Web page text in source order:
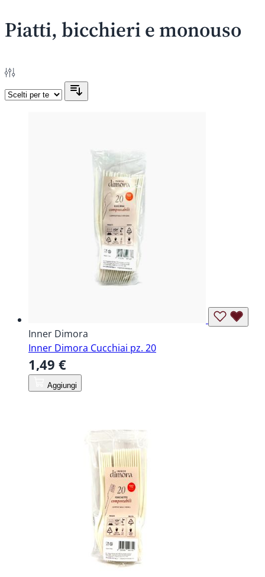
Piatti, bicchieri e monouso
Inner Dimora
Inner Dimora Cucchiai pz. 20
1,49 €
Aggiungi